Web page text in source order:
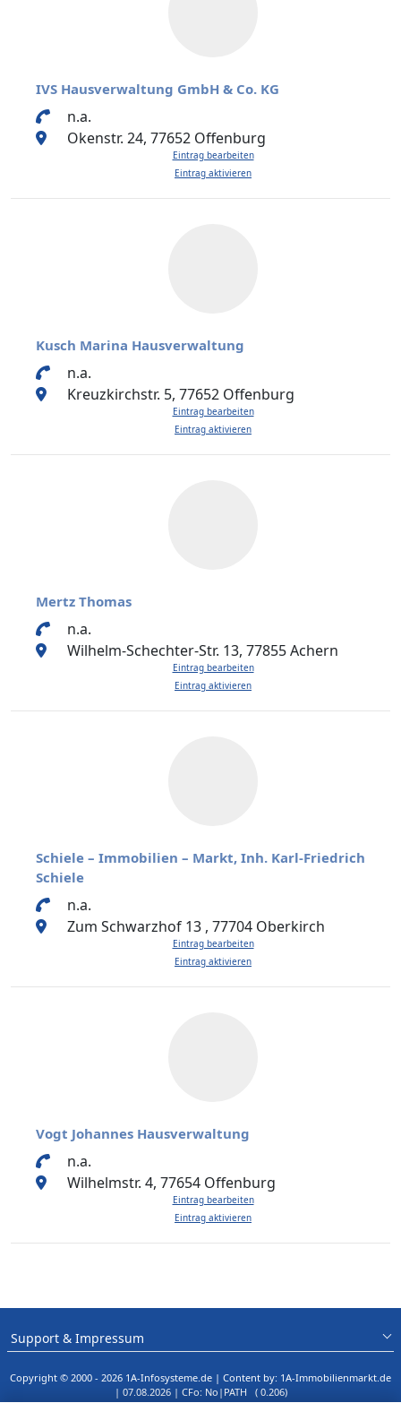
IVS Hausverwaltung GmbH & Co. KG
n.a.
Okenstr. 24, 77652 Offenburg
Eintrag bearbeiten
Eintrag aktivieren
Kusch Marina Hausverwaltung
n.a.
Kreuzkirchstr. 5, 77652 Offenburg
Eintrag bearbeiten
Eintrag aktivieren
Mertz Thomas
n.a.
Wilhelm-Schechter-Str. 13, 77855 Achern
Eintrag bearbeiten
Eintrag aktivieren
Schiele – Immobilien – Markt, Inh. Karl-Friedrich
Schiele
n.a.
Zum Schwarzhof 13 , 77704 Oberkirch
Eintrag bearbeiten
Eintrag aktivieren
Vogt Johannes Hausverwaltung
n.a.
Wilhelmstr. 4, 77654 Offenburg
Eintrag bearbeiten
Eintrag aktivieren
Support & Impressum
Copyright © 2000 - 2026 1A-Infosysteme.de | Content by: 1A-Immobilienmarkt.de
| 07.08.2026 | CFo: No|PATH ( 0.206)